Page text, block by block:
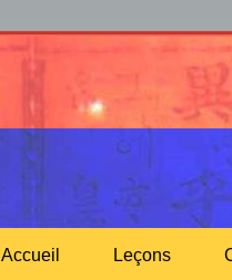
Accueil Leçons